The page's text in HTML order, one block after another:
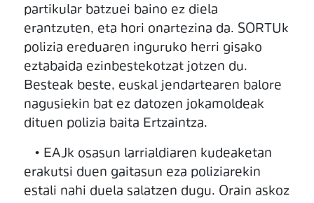
partikular batzuei baino ez diela
erantzuten, eta hori onartezina da. SORTUk
polizia ereduaren inguruko herri gisako
eztabaida ezinbestekotzat jotzen du.
Besteak beste, euskal jendartearen balore
nagusiekin bat ez datozen jokamoldeak
dituen polizia baita Ertzaintza.
• EAJk osasun larrialdiaren kudeaketan
erakutsi duen gaitasun eza poliziarekin
estali nahi duela salatzen dugu. Orain askoz